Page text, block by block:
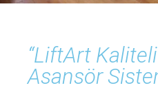
“LiftArt
Asansör